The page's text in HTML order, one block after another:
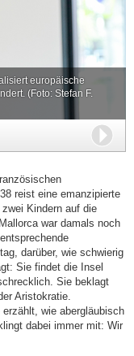
europäische
(Foto: Stefan F.
reist eine emanzipierte
Kindern auf die
war damals noch
darüber, wie schwierig
Sie findet die Insel
Sie beklagt
Aristokratie.
wie abergläubisch
dabei immer mit: Wir